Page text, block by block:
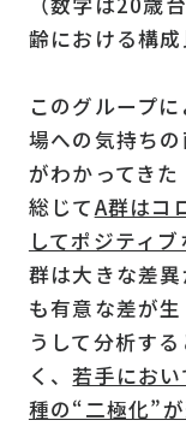
齢における構成
このグループ
場への気持ち
がわかってきた
総じてA群はコ
してポジティ
群は大きな差
も有意な差が
うして分析す
く、若手にお
種の“二極化”